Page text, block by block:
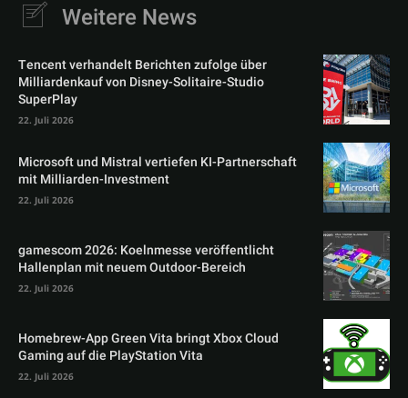
Weitere News
Tencent verhandelt Berichten zufolge über
Milliardenkauf von Disney-Solitaire-Studio
SuperPlay
22. Juli 2026
Microsoft und Mistral vertiefen KI-Partnerschaft
mit Milliarden-Investment
22. Juli 2026
gamescom 2026: Koelnmesse veröffentlicht
Hallenplan mit neuem Outdoor-Bereich
22. Juli 2026
Homebrew-App Green Vita bringt Xbox Cloud
Gaming auf die PlayStation Vita
22. Juli 2026